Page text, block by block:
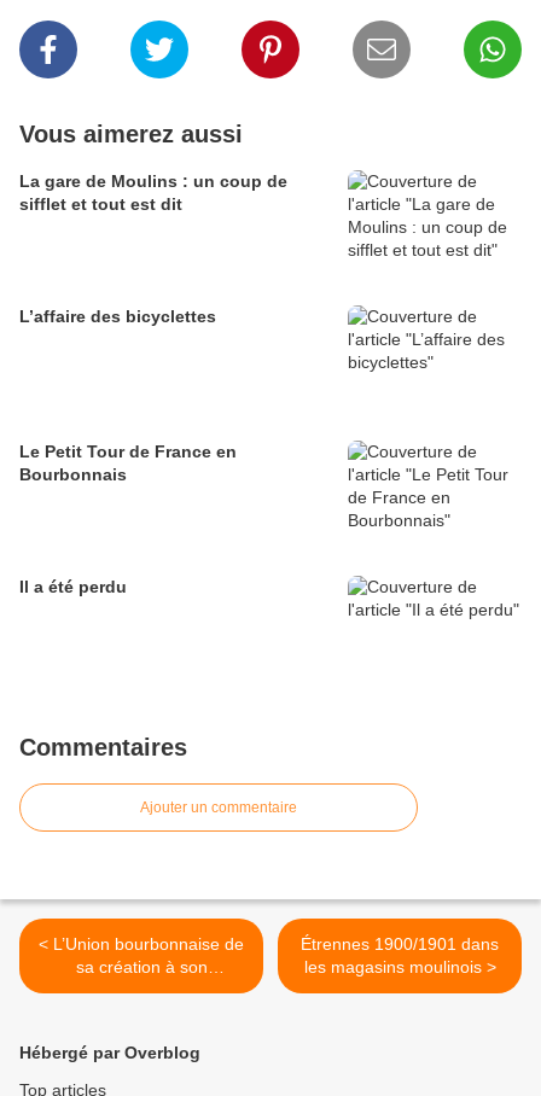
Vous aimerez aussi
La gare de Moulins : un coup de
sifflet et tout est dit
L’affaire des bicyclettes
Le Petit Tour de France en
Bourbonnais
Il a été perdu
Commentaires
Ajouter un commentaire
< L’Union bourbonnaise de
sa création à son
cinquantenaire en 1938
Étrennes 1900/1901 dans
les magasins moulinois >
Hébergé par Overblog
Top articles